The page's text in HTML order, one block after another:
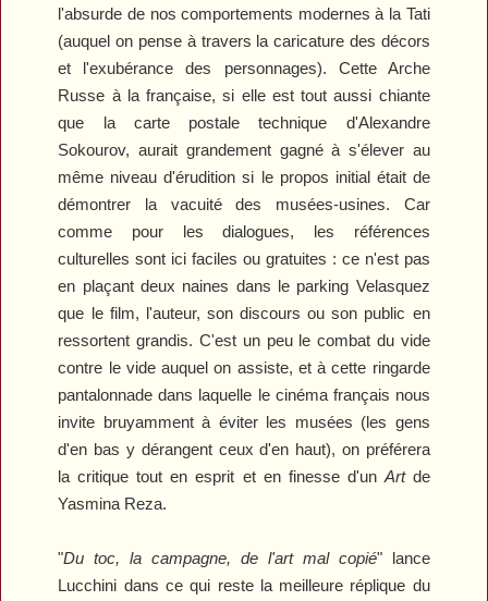
l'absurde de nos comportements modernes à la Tati
(auquel on pense à travers la caricature des décors
et l'exubérance des personnages). Cette Arche
Russe à la française, si elle est tout aussi chiante
que la carte postale technique d'Alexandre
Sokourov, aurait grandement gagné à s'élever au
même niveau d'érudition si le propos initial était de
démontrer la vacuité des musées-usines. Car
comme pour les dialogues, les références
culturelles sont ici faciles ou gratuites : ce n'est pas
en plaçant deux naines dans le parking Velasquez
que le film, l'auteur, son discours ou son public en
ressortent grandis. C'est un peu le combat du vide
contre le vide auquel on assiste, et à cette ringarde
pantalonnade dans laquelle le cinéma français nous
invite bruyamment à éviter les musées (les gens
d'en bas y dérangent ceux d'en haut), on préférera
la critique tout en esprit et en finesse d'un Artde
Yasmina Reza.
"Du toc, la campagne, de l'art mal copié" lance
Lucchini dans ce qui reste la meilleure réplique du